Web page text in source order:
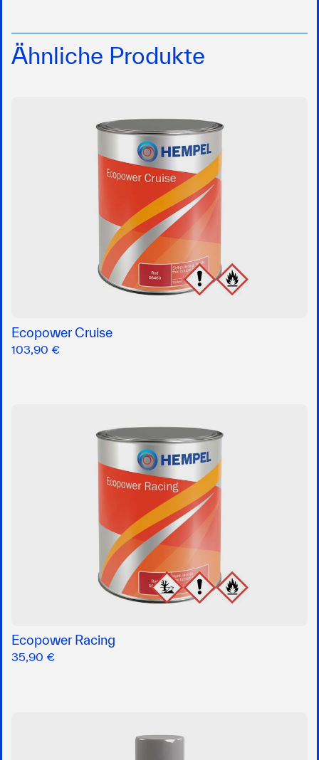
Ähnliche Produkte
Ecopower Cruise
103,90 €
Ecopower Racing
35,90 €